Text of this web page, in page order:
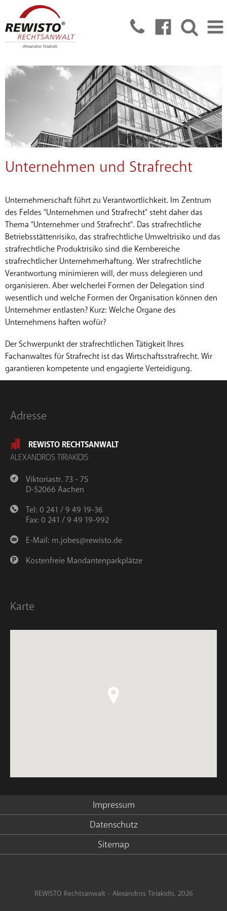
Unternehmen und Strafrecht
Unternehmerschaft führt zu Verantwortlichkeit. Im Zentrum
des Feldes "Unternehmen und Strafrecht" steht daher das
Thema "Unternehmer und Strafrecht". Das strafrechtliche
Betriebsstättenrisiko, das strafrechtliche Umweltrisiko und das
strafrechtliche Produktrisiko sind die Kernbereiche
strafrechtlicher Unternehmerhaftung. Wer strafrechtliche
Verantwortung minimieren will, der muss delegieren und
organisieren. Aber welcherlei Formen der Delegation sind
wesentlich und welche Formen der Organisation können den
Unternehmer entlasten? Kurz: Welche Organe des
Unternehmens haften wofür?
Der Schwerpunkt der strafrechtlichen Tätigkeit Ihres
Fachanwaltes für Strafrecht ist das Wirtschaftsstrafrecht. Wir
garantieren kompetente und engagierte Verteidigung.
Adresse
REWISTO RECHTSANWALT
ALEXANDROS TIRIAKIDIS
Viktoriastr. 73 - 75
D-52066 Aachen
Tel: 0 241 / 9 49 19-36
Fax: 0 241 / 9 49 19-992
E-Mail: m.jobes@rewisto.de
Kostenfreie Mandantenparkplätze
Karte
Impressum
Datenschutz
Sitemap
REWISTO Rechtsanwalt - Alexandros Tiriakidis, 2026